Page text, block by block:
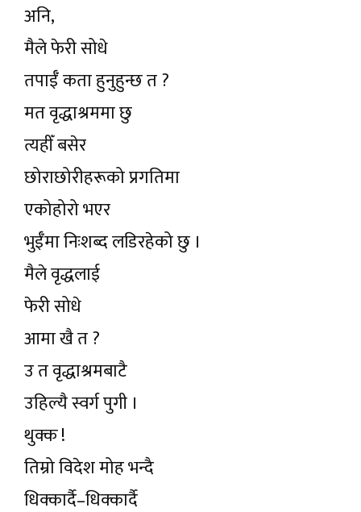
अनि,
मैले फेरी सोधे
तपाईँ कता हुनुहुन्छ त ?
मत वृद्धाश्रममा छु
त्यहीँ बसेर
छोराछोरीहरूको प्रगतिमा
एकोहोरो भएर
भुईँमा निःशब्द लडिरहेको छु ।
मैले वृद्धलाई
फेरी सोधे
आमा खै त ?
उ त वृद्धाश्रमबाटै
उहिल्यै स्वर्ग पुगी ।
थुक्क !
तिम्रो विदेश मोह भन्दै
धिक्कार्दै–धिक्कार्दै